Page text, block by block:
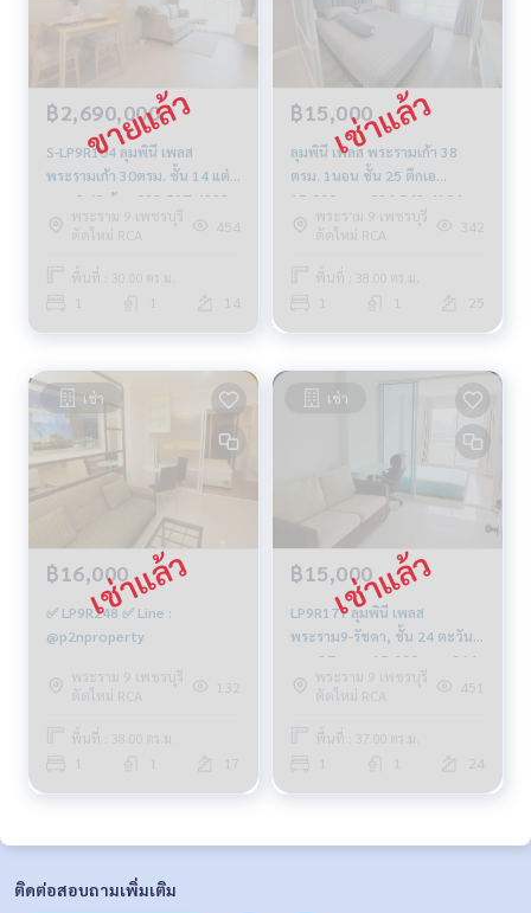
฿2,690,000
S-LP9R104 ลุมพินี เพลส
พระรามเก้า 30ตรม. ชั้น 14 แต่ง
ครบ 2.69 ล้าน 092-597-4998
พระราม 9 เพชรบุรี
ตัดใหม่ RCA
454
พื้นที่ : 30.00 ตร.ม.
14
฿15,000
ลุมพินี เพลส พระรามเก้า 38
ตรม. 1นอน ชั้น 25 ตึกเอ
15,000 บาท 094-549-4104
พระราม 9 เพชรบุรี
ตัดใหม่ RCA
342
พื้นที่ : 38.00 ตร.ม.
25
เช่า
฿16,000
✅ LP9R248 ✅ Line :
@p2nproperty
พระราม 9 เพชรบุรี
ตัดใหม่ RCA
พื้นที่ : 38.00 ตร.ม.
17
เช่า
฿15,000
LP9R177 ลุมพินี เพลส
พระราม9-รัชดา, ชั้น 24 ตะวัน
ออก 37 ตรม. 15,000 บาท 064-
959-8900พระราม 9 เพชรบุรี
ตัดใหม่ RCA
451
พื้นที่ : 37.00 ตร.ม.
24
ติดต่อสอบถามเพิ่มเติม